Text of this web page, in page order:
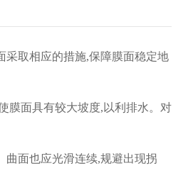
采取相应的措施,保障膜面稳定地
膜面具有较大坡度,以利排水。对
面也应光滑连续,规避出现拐